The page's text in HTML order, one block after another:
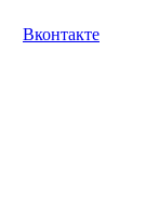
Вконтакте